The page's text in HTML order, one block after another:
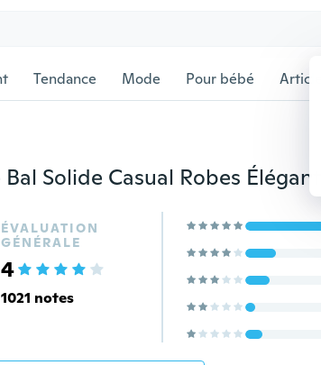
Tendance Mode Pour bébé
ÉVALUATION
GÉNÉRALE
4
1021 notes